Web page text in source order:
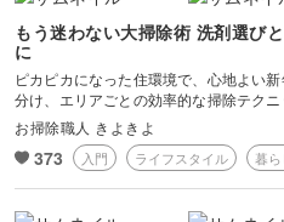
もう迷わない大掃除術 洗剤選び
に
ピカピカになった住環境で、心地よい
分け、エリアごとの効率的な掃除テクニ
お掃除職人 きよきよ
373 入門 ライフスタイル 暮ら